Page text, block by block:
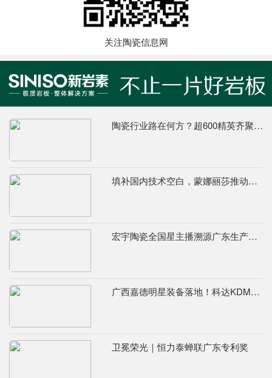
关注陶瓷信息网
陶瓷行业路在何方？超600精英齐聚陶业年度思想盛会，樊纲、何乾、龙建刚献智破局
填补国内技术空白，蒙娜丽莎推动国际标准落地本地国标
宏宇陶瓷全国星主播溯源广东生产基地，进阶ROI长效变现新路径
广西嘉德明星装备落地！科达KDM526连续球磨系统实力出圈
卫冕荣光｜恒力泰蝉联广东专利奖